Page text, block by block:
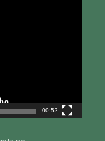
00:52